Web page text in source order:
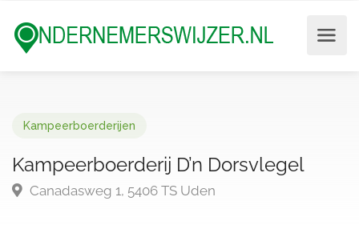
Kampeerboerderijen
Kampeerboerderij D’n Dorsvlegel
Canadasweg 1, 5406 TS Uden